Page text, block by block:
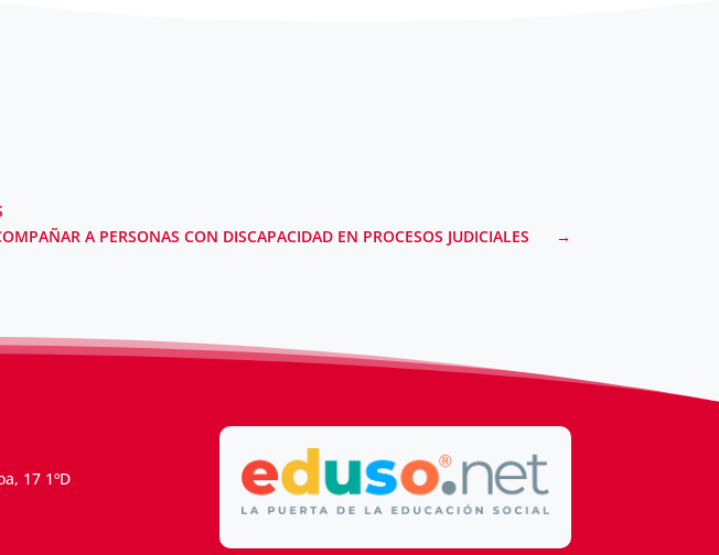
A PERSONAS CON DISCAPACIDAD EN PROCESOS JUDICIALES
→
17 1ºD